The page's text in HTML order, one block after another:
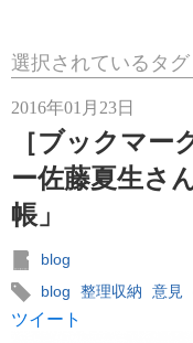
選択されているタグ
2016年01月23日
［ブックマー
ー佐藤夏生さ
帳」
blog
blog
整理収納 意見
ツイート